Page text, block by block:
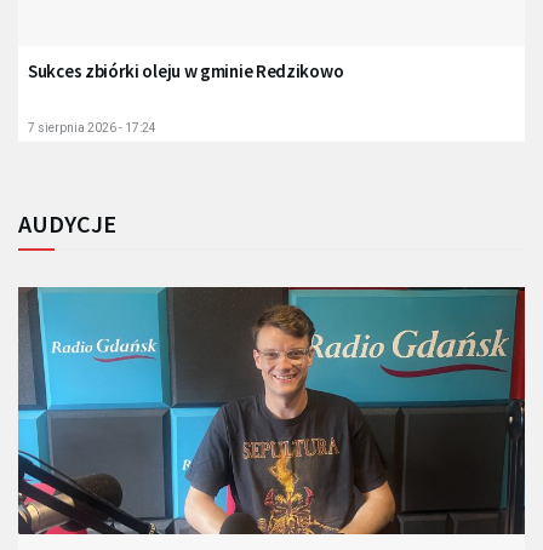
Sukces zbiórki oleju w gminie Redzikowo
7 sierpnia 2026 - 17:24
AUDYCJE